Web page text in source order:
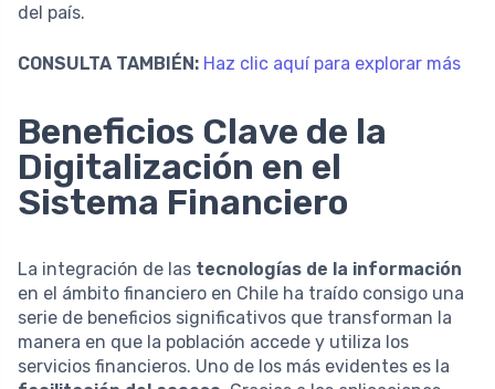
del país.
CONSULTA TAMBIÉN: Haz clic aquí para explorar más
Beneficios Clave de la
Digitalización en el
Sistema Financiero
La integración de las tecnologías de la información
en el ámbito financiero en Chile ha traído consigo una
serie de beneficios significativos que transforman la
manera en que la población accede y utiliza los
servicios financieros. Uno de los más evidentes es la